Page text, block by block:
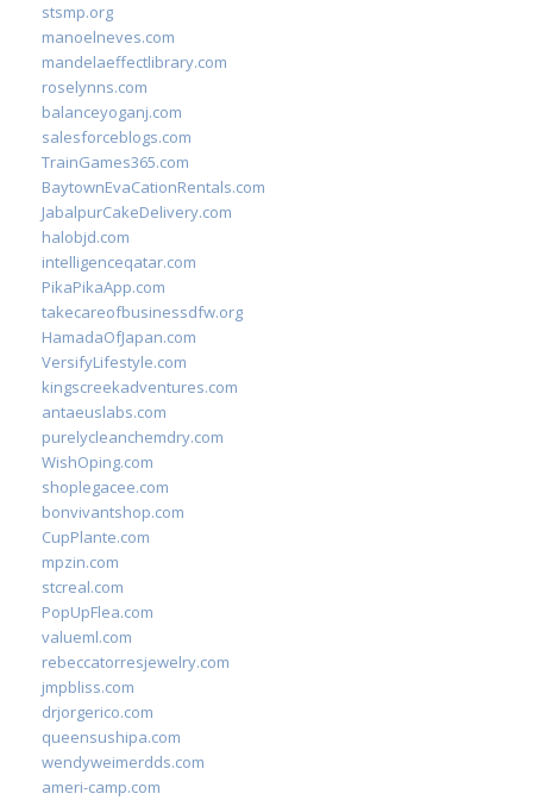
stsmp.org
manoelneves.com
mandelaeffectlibrary.com
roselynns.com
balanceyoganj.com
salesforceblogs.com
TrainGames365.com
BaytownEvaCationRentals.com
JabalpurCakeDelivery.com
halobjd.com
intelligenceqatar.com
PikaPikaApp.com
takecareofbusinessdfw.org
HamadaOfJapan.com
VersifyLifestyle.com
kingscreekadventures.com
antaeuslabs.com
purelycleanchemdry.com
WishOping.com
shoplegacee.com
bonvivantshop.com
CupPlante.com
mpzin.com
stcreal.com
PopUpFlea.com
valueml.com
rebeccatorresjewelry.com
jmpbliss.com
drjorgerico.com
queensushipa.com
wendyweimerdds.com
ameri-camp.com